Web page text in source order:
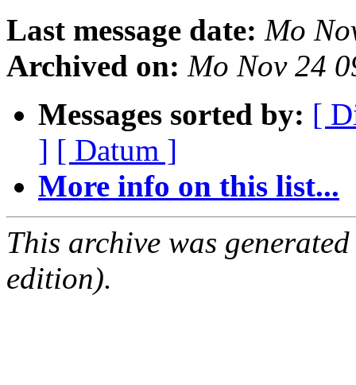
Last message date: Mo
Archived on: Mo Nov 24
Messages sorted by: [
] [ Datum ]
More info on this list...
This archive was
edition).